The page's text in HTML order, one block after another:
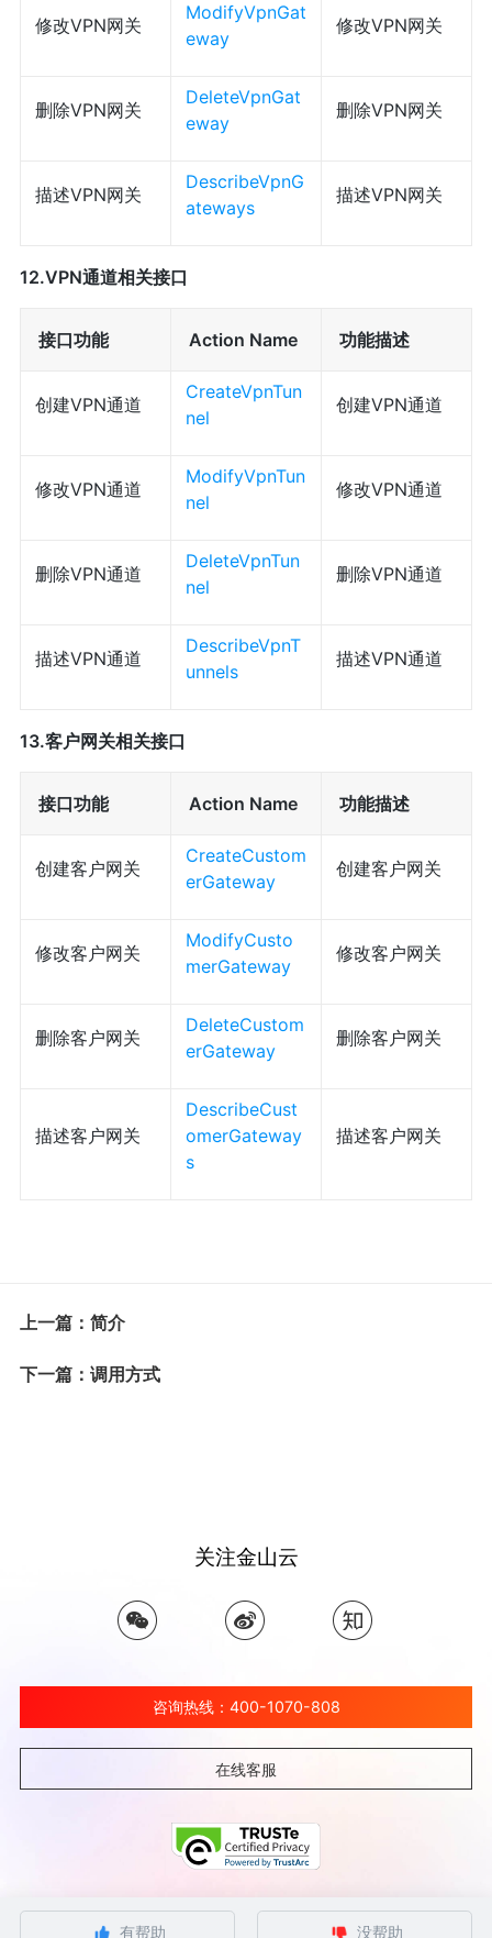
修改VPN网关
ModifyVpnGat
eway
修改VPN网关
删除VPN网关
DeleteVpnGat
eway
删除VPN网关
描述VPN网关
DescribeVpnG
ateways
描述VPN网关
12.VPN通道相关接口
接口功能 Action Name 功能描述
创建VPN通道
CreateVpnTun
nel
创建VPN通道
修改VPN通道
ModifyVpnTun
nel
修改VPN通道
删除VPN通道
DeleteVpnTun
nel
删除VPN通道
描述VPN通道
DescribeVpnT
unnels
描述VPN通道
13.客户网关相关接口
接口功能 Action Name 功能描述
创建客户网关
CreateCustom
erGateway
创建客户网关
修改客户网关
ModifyCusto
merGateway
修改客户网关
删除客户网关
DeleteCustom
erGateway
删除客户网关
描述客户网关
DescribeCust
omerGateway
s
描述客户网关
上一篇：简介
下一篇：调用方式
有帮助 没帮助
关注金山云
咨询热线：400-1070-808
在线客服
©北京金山云网络技术有限公司 2026 Ksyun All Rights Reserved Kingsoft Corp.